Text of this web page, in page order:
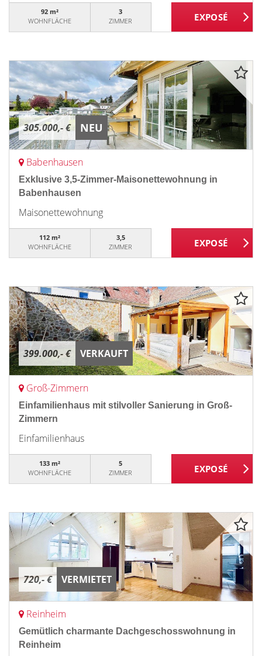
92 m²
WOHNFLÄCHE
3
ZIMMER
305.000,- € NEU
Babenhausen
Exklusive 3,5-Zimmer-Maisonettewohnung in
Babenhausen
Maisonettewohnung
112 m²
WOHNFLÄCHE
3,5
ZIMMER
399.000,- € VERKAUFT
Groß-Zimmern
Einfamilienhaus mit stilvoller Sanierung in Groß-
Zimmern
Einfamilienhaus
133 m²
WOHNFLÄCHE
5
ZIMMER
720,- € VERMIETET
Reinheim
Gemütlich charmante Dachgeschosswohnung in
Reinheim